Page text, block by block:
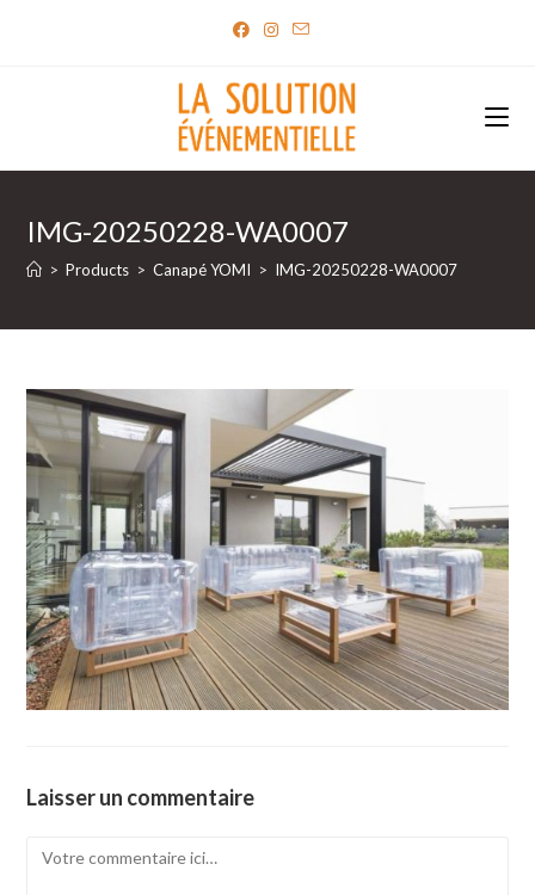
IMG-20250228-WA0007
> Products > Canapé YOMI > IMG-20250228-WA0007
Laisser un commentaire
Comment